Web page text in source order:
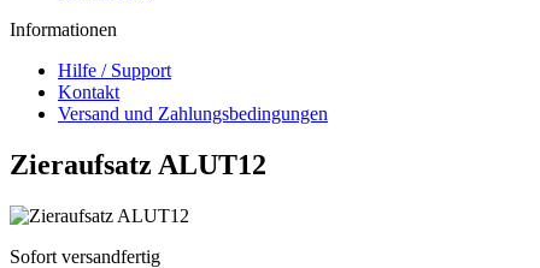
Informationen
Hilfe / Support
Kontakt
Versand und Zahlungsbedingungen
Zieraufsatz ALUT12
Sofort versandfertig